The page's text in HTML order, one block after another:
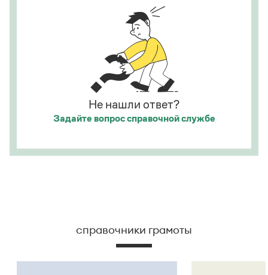
Не нашли ответ?
Задайте вопроссправочной службе
справочники грамоты